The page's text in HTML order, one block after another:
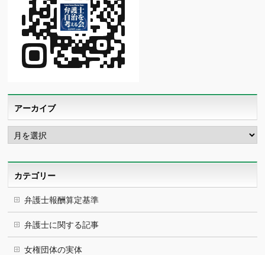
アーカイブ
ア
ー
カ
カテゴリー
弁護士報酬算定基準
弁護士に関する記事
女権団体の実体